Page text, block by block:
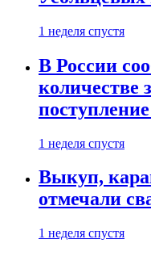
1 неделя спустя
В России
количестве
1 неделя спустя
Выкуп,
отмечали
1 неделя спустя